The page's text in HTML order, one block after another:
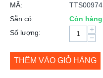
MÃ:
TTS00974
Sẵn có:
Còn hàng
Số lượng:
+
−
THÊM VÀO GIỎ HÀNG